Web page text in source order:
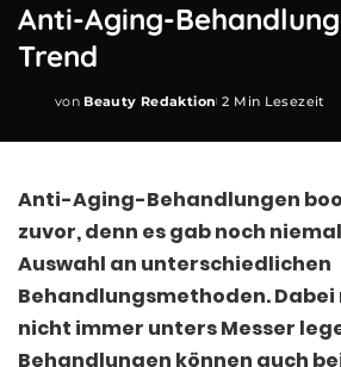
Anti-Aging-
Trend
Posted
von Beauty Redaktion 2 Min Lesezeit
Anti-Aging-Behandlungen
zuvor, denn es gab noch
Auswahl an unterschiedlichen
Behandlungsmethoden. Dabei
nicht immer unters Messer
Behandlungen können auch